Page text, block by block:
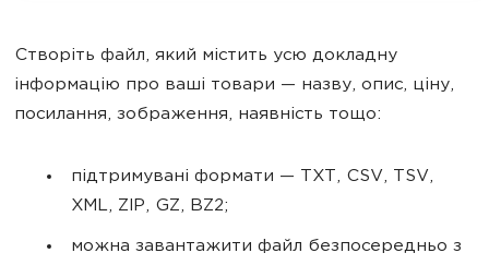
Створіть файл, який містить усю докладну
інформацію про ваші товари — назву, опис, ціну,
посилання, зображення, наявність тощо:
підтримувані формати — TXT, CSV, TSV,
XML, ZIP, GZ, BZ2;
можна завантажити файл безпосередньо з